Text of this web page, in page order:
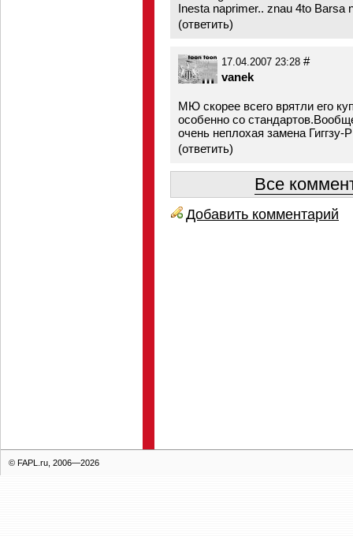
Inesta naprimer.. znau 4to Barsa
(ответить)
17.04.2007 23:28 #
vanek
МЮ скорее всего врятли его
особенно со
очень неплохая замена
(ответить)
Все
Добавить комментарий
© FAPL.ru, 2006—2026